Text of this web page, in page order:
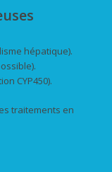
hépatique).
CYP450).
traitements en